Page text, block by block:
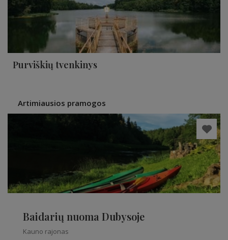
Purviškių tvenkinys
Artimiausios pramogos
Baidarių nuoma Dubysoje
Kauno rajonas